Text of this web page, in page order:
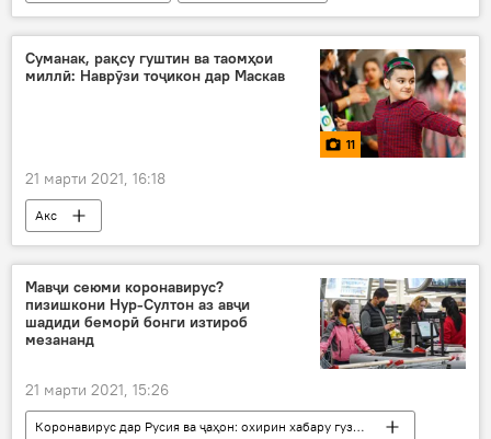
Фарҳанг
Суманак, рақсу гуштин ва таомҳои
миллӣ: Наврӯзи тоҷикон дар Маскав
11
21 марти 2021, 16:18
Акс
Мавҷи сеюми коронавирус?
пизишкони Нур-Султон аз авҷи
шадиди беморӣ бонги изтироб
мезананд
21 марти 2021, 15:26
Коронавирус дар Русия ва ҷаҳон: охирин хабару гузоришҳо